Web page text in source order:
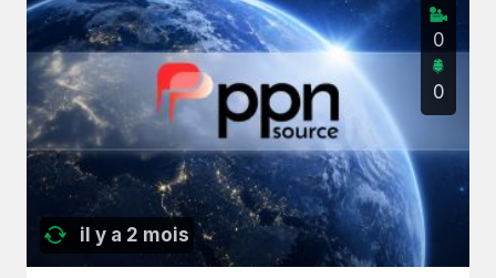
il y a 2 mois
0
0